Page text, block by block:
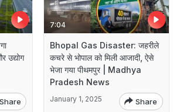
7:04
Bhopal Gas Disaster: जहरीले
कचरे से भोपाल को मिली आजादी, ऐसे
भेजा गया पीथमपुर | Madhya
Pradesh News
January 1, 2025 Share